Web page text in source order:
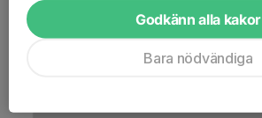
Godkänn alla kakor
Bara nödvändiga